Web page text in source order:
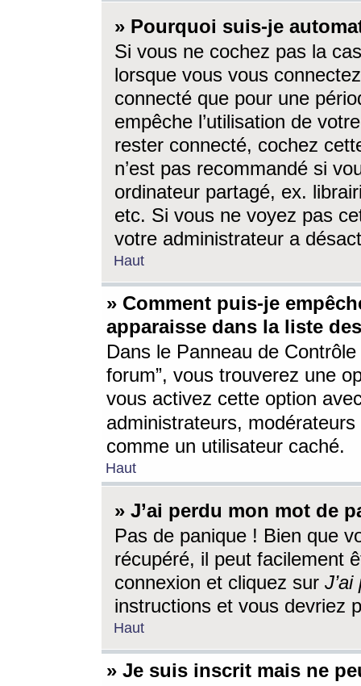
» Pourquoi suis-je
Si vous ne cochez pas la
lorsque vous vous
connecté que pour une
empêche l’utilisation de
rester connecté, cochez
n’est pas recommandé si
ordinateur partagé, ex.
etc. Si vous ne voyez pas
votre administrateur a
Haut
» Comment puis-je
apparaisse dans la liste
Dans le Panneau de
forum”, vous trouverez une
vous activez cette option
administrateurs,
comme un utilisateur caché.
Haut
» J’ai perdu mon mot de
Pas de panique ! Bien que
récupéré, il peut facilement
connexion et cliquez sur
instructions et vous devriez
Haut
» Je suis inscrit mais ne